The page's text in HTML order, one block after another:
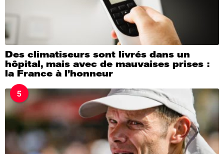
Des climatiseurs sont livrés dans un
hôpital, mais avec de mauvaises prises :
la France à l’honneur
5